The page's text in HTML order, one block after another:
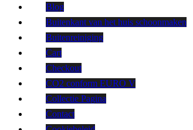
Blog
Buitenkant van het huis schoonmaken
Buitenreiniging
Cart
Checkout
CO2 conform EURO V
Collectie Pagina
Contact